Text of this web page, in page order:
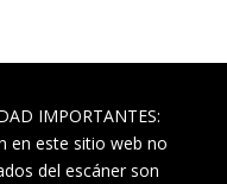
IMPORTANTES:
en este sitio web no
del escáner son